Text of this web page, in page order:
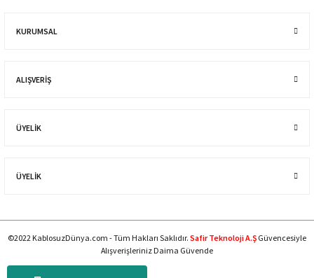
KURUMSAL
ALIŞVERIŞ
ÜYELİK
ÜYELİK
©2022 KablosuzDünya.com - Tüm Hakları Saklıdır. Safir Teknoloji A.Ş Güvencesiyle
Alışverişleriniz Daima Güvende